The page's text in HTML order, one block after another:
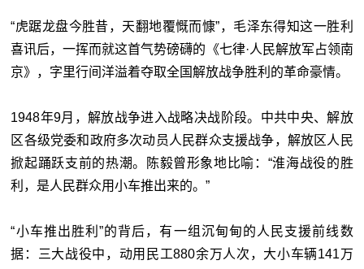
“虎踞龙盘今胜昔，天翻地覆慨而慷”，毛泽东得知这一胜利
喜讯后，一挥而就这首气势磅礴的《七律·人民解放军占领南
京》，字里行间洋溢着夺取全国解放战争胜利的革命豪情。
1948年9月，解放战争进入战略决战阶段。中共中央、解放
区各级党委和政府多次动员人民群众支援战争，解放区人民
掀起踊跃支前的热潮。陈毅曾形象地比喻：“淮海战役的胜
利，是人民群众用小车推出来的。”
“小车推出胜利”的背后，有一组沉甸甸的人民支援前线数
据：三大战役中，动用民工880余万人次，大小车辆141万